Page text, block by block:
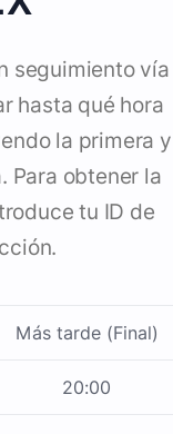
seguimiento vía
hasta qué hora
la primera y
Para obtener la
tu ID de
Más tarde (Final)
20:00